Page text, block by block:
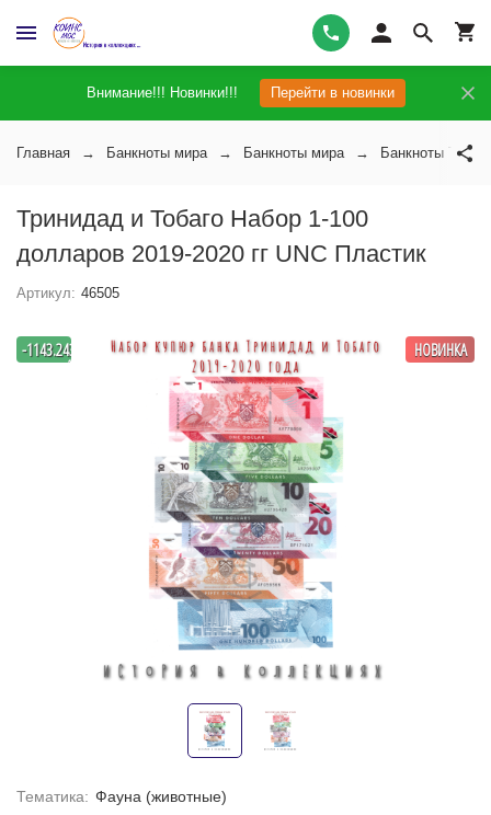
Внимание!!! Новинки!!! Перейти в новинки
Главная Банкноты мира Банкноты мира Банкноты
Тринидад и Тобаго Набор 1-100
долларов 2019-2020 гг UNC Пластик
Артикул: 46505
-
-1143.2432432432
%
НОВИНКА
Тематика: Фауна (животные)